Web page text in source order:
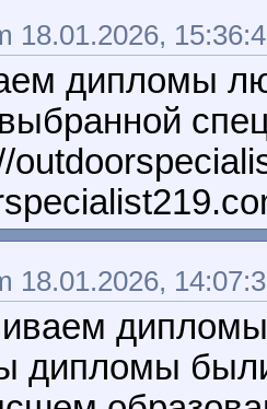
18.01.2026,
дипломы
18.01.2026,
дипломы